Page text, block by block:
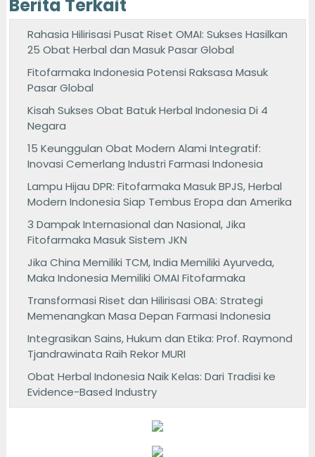
Berita Terkait
Rahasia Hilirisasi Pusat Riset OMAI: Sukses Hasilkan
25 Obat Herbal dan Masuk Pasar Global
Fitofarmaka Indonesia Potensi Raksasa Masuk
Pasar Global
Kisah Sukses Obat Batuk Herbal Indonesia Di 4
Negara
15 Keunggulan Obat Modern Alami Integratif:
Inovasi Cemerlang Industri Farmasi Indonesia
Lampu Hijau DPR: Fitofarmaka Masuk BPJS, Herbal
Modern Indonesia Siap Tembus Eropa dan Amerika
3 Dampak Internasional dan Nasional, Jika
Fitofarmaka Masuk Sistem JKN
Jika China Memiliki TCM, India Memiliki Ayurveda,
Maka Indonesia Memiliki OMAI Fitofarmaka
Transformasi Riset dan Hilirisasi OBA: Strategi
Memenangkan Masa Depan Farmasi Indonesia
Integrasikan Sains, Hukum dan Etika: Prof. Raymond
Tjandrawinata Raih Rekor MURI
Obat Herbal Indonesia Naik Kelas: Dari Tradisi ke
Evidence-Based Industry